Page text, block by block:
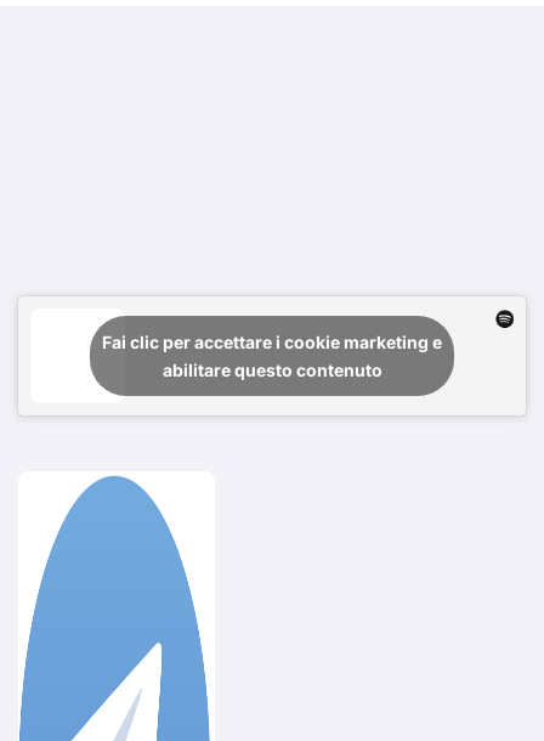
Fai clic per accettare i cookie marketing e
abilitare questo contenuto